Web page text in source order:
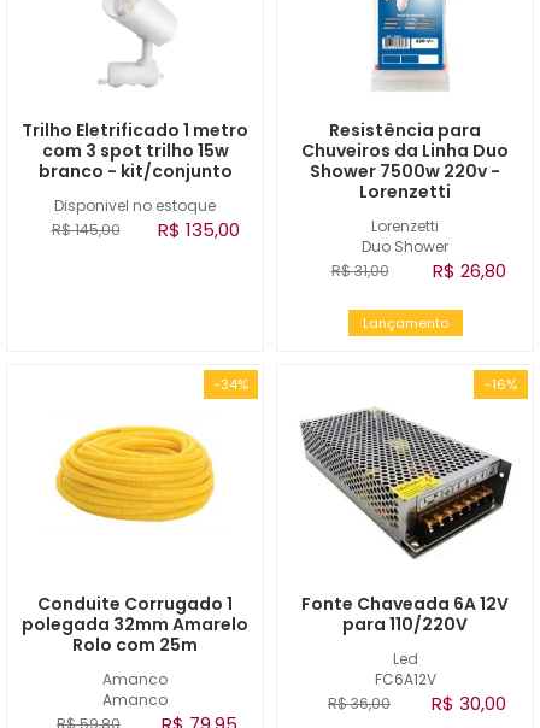
Disponivel no estoque
Trilho Eletrificado 1 metro
com 3 spot trilho 15w
branco - kit/conjunto
R$ 145,00 R$ 135,00
Lorenzetti
Duo Shower
Resistência para
Chuveiros da Linha Duo
Shower 7500w 220v -
Lorenzetti
R$ 31,00 R$ 26,80
Lançamento
-34%
Amanco
Amanco
Conduite Corrugado 1
polegada 32mm Amarelo
Rolo com 25m
R$ 59,80
-16%
Led
FC6A12V
Fonte Chaveada 6A 12V
para 110/220V
R$ 36,00 R$ 30,00